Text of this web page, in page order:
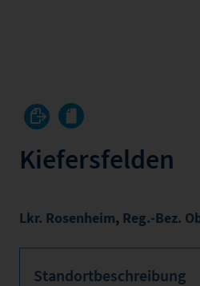
Kiefersfelden
Lkr. Rosenheim, Reg.-Bez.
Standortbeschreibung